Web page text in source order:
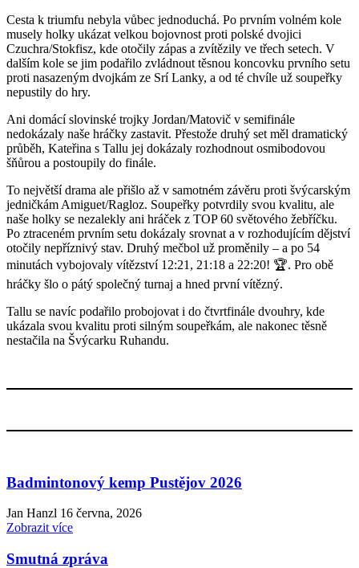
Cesta k triumfu nebyla vůbec jednoduchá. Po prvním volném kole
musely holky ukázat velkou bojovnost proti polské dvojici
Czuchra/Stokfisz, kde otočily zápas a zvítězily ve třech setech. V
dalším kole se jim podařilo zvládnout těsnou koncovku prvního setu
proti nasazeným dvojkám ze Srí Lanky, a od té chvíle už soupeřky
nepustily do hry.
Ani domácí slovinské trojky Jordan/Matovič v semifinále
nedokázaly naše hráčky zastavit. Přestože druhý set měl dramatický
průběh, Kateřina s Tallu jej dokázaly rozhodnout osmibodovou
šňůrou a postoupily do finále.
To největší drama ale přišlo až v samotném závěru proti švýcarským
jedničkám Amiguet/Ragloz. Soupeřky potvrdily svou kvalitu, ale
naše holky se nezalekly ani hráček z TOP 60 světového žebříčku.
Po ztraceném prvním setu dokázaly srovnat a v rozhodujícím dějství
otočily nepříznivý stav. Druhý mečbol už proměnily – a po 54
minutách vybojovaly vítězství 12:21, 21:18 a 22:20! 🏆. Pro obě
hráčky šlo o pátý společný turnaj a hned první vítězný.
Tallu se navíc podařilo probojovat i do čtvrtfinále dvouhry, kde
ukázala svou kvalitu proti silným soupeřkám, ale nakonec těsně
nestačila na Švýcarku Ruhandu.
Badmintonový kemp Pustějov 2026
Jan Hanzl 16 června, 2026
Zobrazit více
Smutná zpráva